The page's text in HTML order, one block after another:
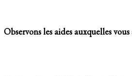
Observons les aides auxquelles